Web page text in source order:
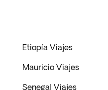
Etiopía Viajes
Mauricio Viajes
Senegal Viajes